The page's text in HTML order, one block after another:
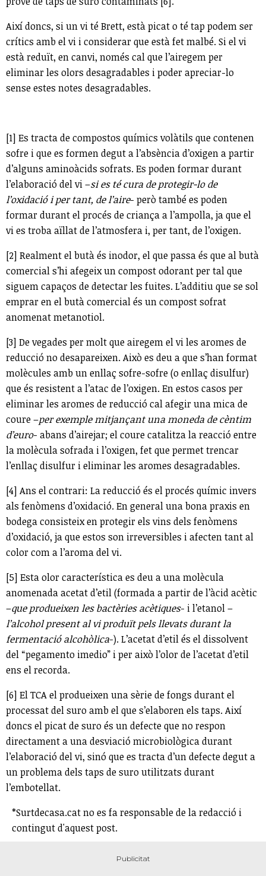
Així doncs, si un vi té Brett, està picat o té tap podem ser
crítics amb el vi i considerar que està fet malbé. Si el vi
està reduït, en canvi, només cal que l’airegem per
eliminar les olors desagradables i poder apreciar-lo
sense estes notes desagradables.
[1] Es tracta de compostos químics volàtils que contenen
sofre i que es formen degut a l’absència d’oxigen a partir
d’alguns aminoàcids sofrats. Es poden formar durant
l’elaboració del vi –si es té cura de protegir-lo de
l’oxidació i per tant, de l’aire- però també es poden
formar durant el procés de criança a l’ampolla, ja que el
vi es troba aïllat de l’atmosfera i, per tant, de l’oxigen.
[2] Realment el butà és inodor, el que passa és que al butà
comercial s’hi afegeix un compost odorant per tal que
siguem capaços de detectar les fuites. L’additiu que se sol
emprar en el butà comercial és un compost sofrat
anomenat metanotiol.
[3] De vegades per molt que airegem el vi les aromes de
reducció no desapareixen. Això es deu a que s’han format
molècules amb un enllaç sofre-sofre (o enllaç disulfur)
que és resistent a l’atac de l’oxigen. En estos casos per
eliminar les aromes de reducció cal afegir una mica de
coure –per exemple mitjançant una moneda de cèntim
d’euro- abans d’airejar; el coure catalitza la reacció entre
la molècula sofrada i l’oxigen, fet que permet trencar
l’enllaç disulfur i eliminar les aromes desagradables.
[4] Ans el contrari: La reducció és el procés químic invers
als fenòmens d’oxidació. En general una bona praxis en
bodega consisteix en protegir els vins dels fenòmens
d’oxidació, ja que estos son irreversibles i afecten tant al
color com a l’aroma del vi.
[5] Esta olor característica es deu a una molècula
anomenada acetat d’etil (formada a partir de l’àcid acètic
–que produeixen les bactèries acètiques- i l’etanol –
l’alcohol present al vi produït pels llevats durant la
fermentació alcohòlica-). L’acetat d’etil és el dissolvent
del “pegamento imedio” i per això l’olor de l’acetat d’etil
ens el recorda.
[6] El TCA el produeixen una sèrie de fongs durant el
processat del suro amb el que s’elaboren els taps. Així
doncs el picat de suro és un defecte que no respon
directament a una desviació microbiològica durant
l’elaboració del vi, sinó que es tracta d’un defecte degut a
un problema dels taps de suro utilitzats durant
l’embotellat.
*Surtdecasa.cat no es fa responsable de la redacció i
contingut d'aquest post.